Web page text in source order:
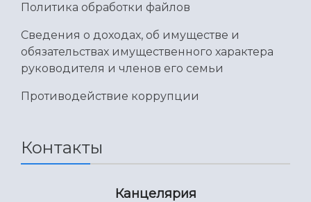
Международный межвузовский кампус
Сведения об образовательной организации
Официальные документы
Политика обработки файлов
Сведения о доходах, об имуществе и
обязательствах имущественного характера
руководителя и членов его семьи
Противодействие коррупции
Контакты
Канцелярия